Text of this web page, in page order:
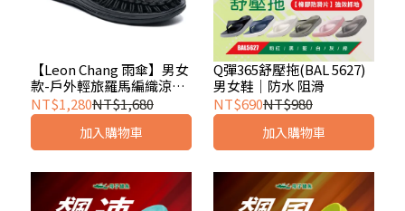
【Leon Chang 雨傘】男女
款-戶外輕旅羅馬編織涼鞋-
黑(LFF5246)
NT$1,280NT$1,680
加入購物車
Q彈365舒壓拖(BAL 5627)
男女鞋｜防水 阻滑
NT$690NT$980
加入購物車